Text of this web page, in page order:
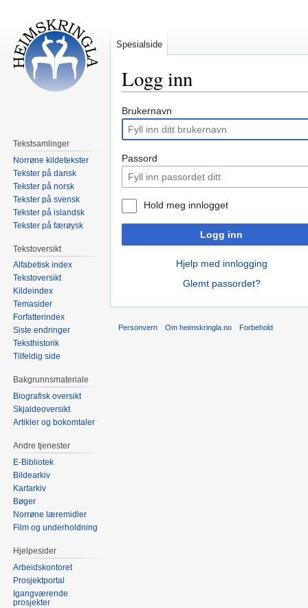
Logg inn
Hopp
navigering
Hopp
søk
Brukernavn
Passord
Hold meg innlogget
Logg inn
Hjelp med innlogging
Glemt passordet?
Spesialside
Tekstsamlinger
Norrøne kildetekster
Tekster på dansk
Tekster på norsk
Tekster på svensk
Tekster på islandsk
Tekster på færøysk
Tekstoversikt
Alfabetisk index
Tekstoversikt
Kildeindex
Temasider
Forfatterindex
Siste endringer
Teksthistorik
Tilfeldig side
Bakgrunnsmateriale
Biografisk oversikt
Skjaldeoversikt
Artikler og bokomtaler
Andre tjenester
E-Bibliotek
Bildearkiv
Kartarkiv
Bøger
Norrøne læremidler
Film og underholdning
Hjelpesider
Arbeidskontoret
Prosjektportal
Igangværende
prosjekter
Personvern Om heimskringla.no Forbehold